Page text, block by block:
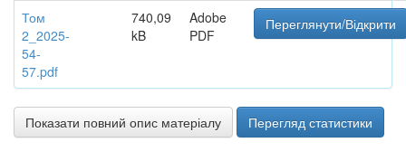
Том
2_2025-
54-
57.pdf
740,09
kB
Adobe
PDF
Переглянути/Відкрити
Показати повний опис матеріалу Перегляд статистики